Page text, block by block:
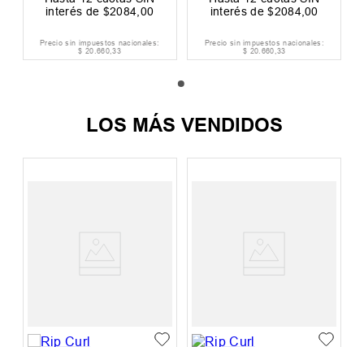
interés de $2084 00
Precio sin impuestos nacionales:
$ 20.660,33
interés de$2084,00
Precio sin impuestos nacionales:
$ 20.660,33
LOS MÁS VENDIDOS